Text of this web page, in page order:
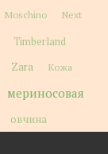
Moschino
Next
Timberland
Zara
Кожа
мериносовая
овчина